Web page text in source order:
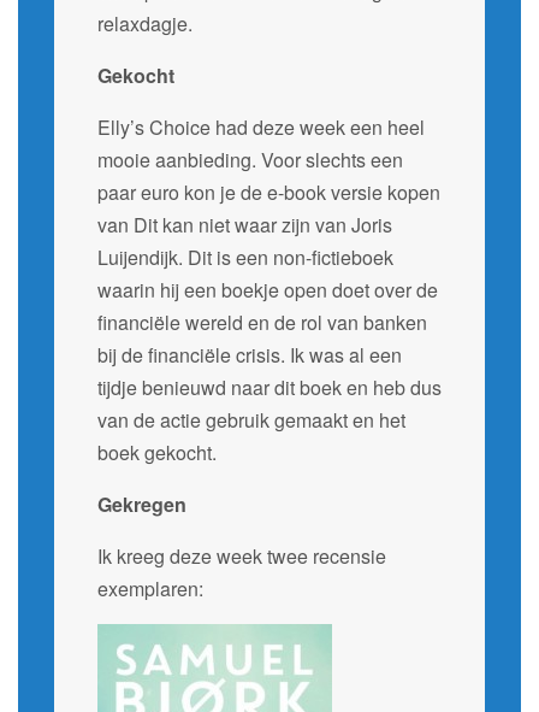
relaxdagje.
Gekocht
Elly’s Choice had deze week een heel
mooie aanbieding. Voor slechts een
paar euro kon je de e-book versie kopen
van Dit kan niet waar zijn van Joris
Luijendijk. Dit is een non-fictieboek
waarin hij een boekje open doet over de
financiële wereld en de rol van banken
bij de financiële crisis. Ik was al een
tijdje benieuwd naar dit boek en heb dus
van de actie gebruik gemaakt en het
boek gekocht.
Gekregen
Ik kreeg deze week twee recensie
exemplaren: